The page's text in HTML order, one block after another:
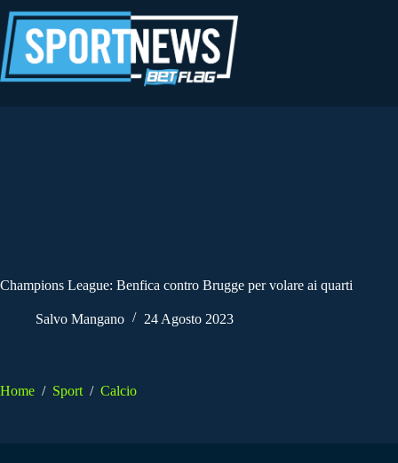
al
contenuto
Champions League: Benfica contro Brugge per volare ai quarti
Salvo Mangano 24 Agosto 2023
Home / Sport / Calcio